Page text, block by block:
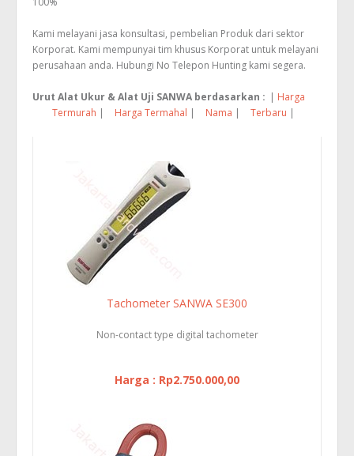
Kami melayani jasa konsultasi, pembelian Produk dari sektor
Korporat. Kami mempunyai tim khusus Korporat untuk melayani
perusahaan anda. Hubungi No Telepon Hunting kami segera.
Urut Alat Ukur & Alat Uji SANWA berdasarkan : | Harga
Termurah | Harga Termahal | Nama | Terbaru |
Tachometer SANWA SE300
Non-contact type digital tachometer
Harga : Rp2.750.000,00